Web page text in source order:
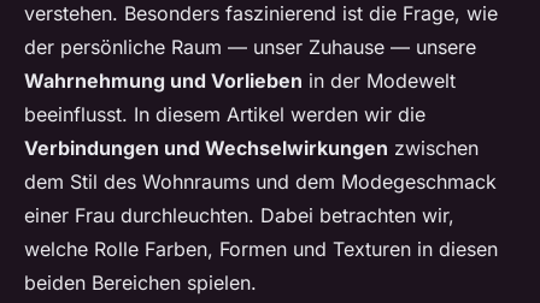
verstehen. Besonders faszinierend ist die Frage, wie
der persönliche Raum — unser Zuhause — unsere
Wahrnehmung und Vorlieben in der Modewelt
beeinflusst. In diesem Artikel werden wir die
Verbindungen und Wechselwirkungen zwischen
dem Stil des Wohnraums und dem Modegeschmack
einer Frau durchleuchten. Dabei betrachten wir,
welche Rolle Farben, Formen und Texturen in diesen
beiden Bereichen spielen.